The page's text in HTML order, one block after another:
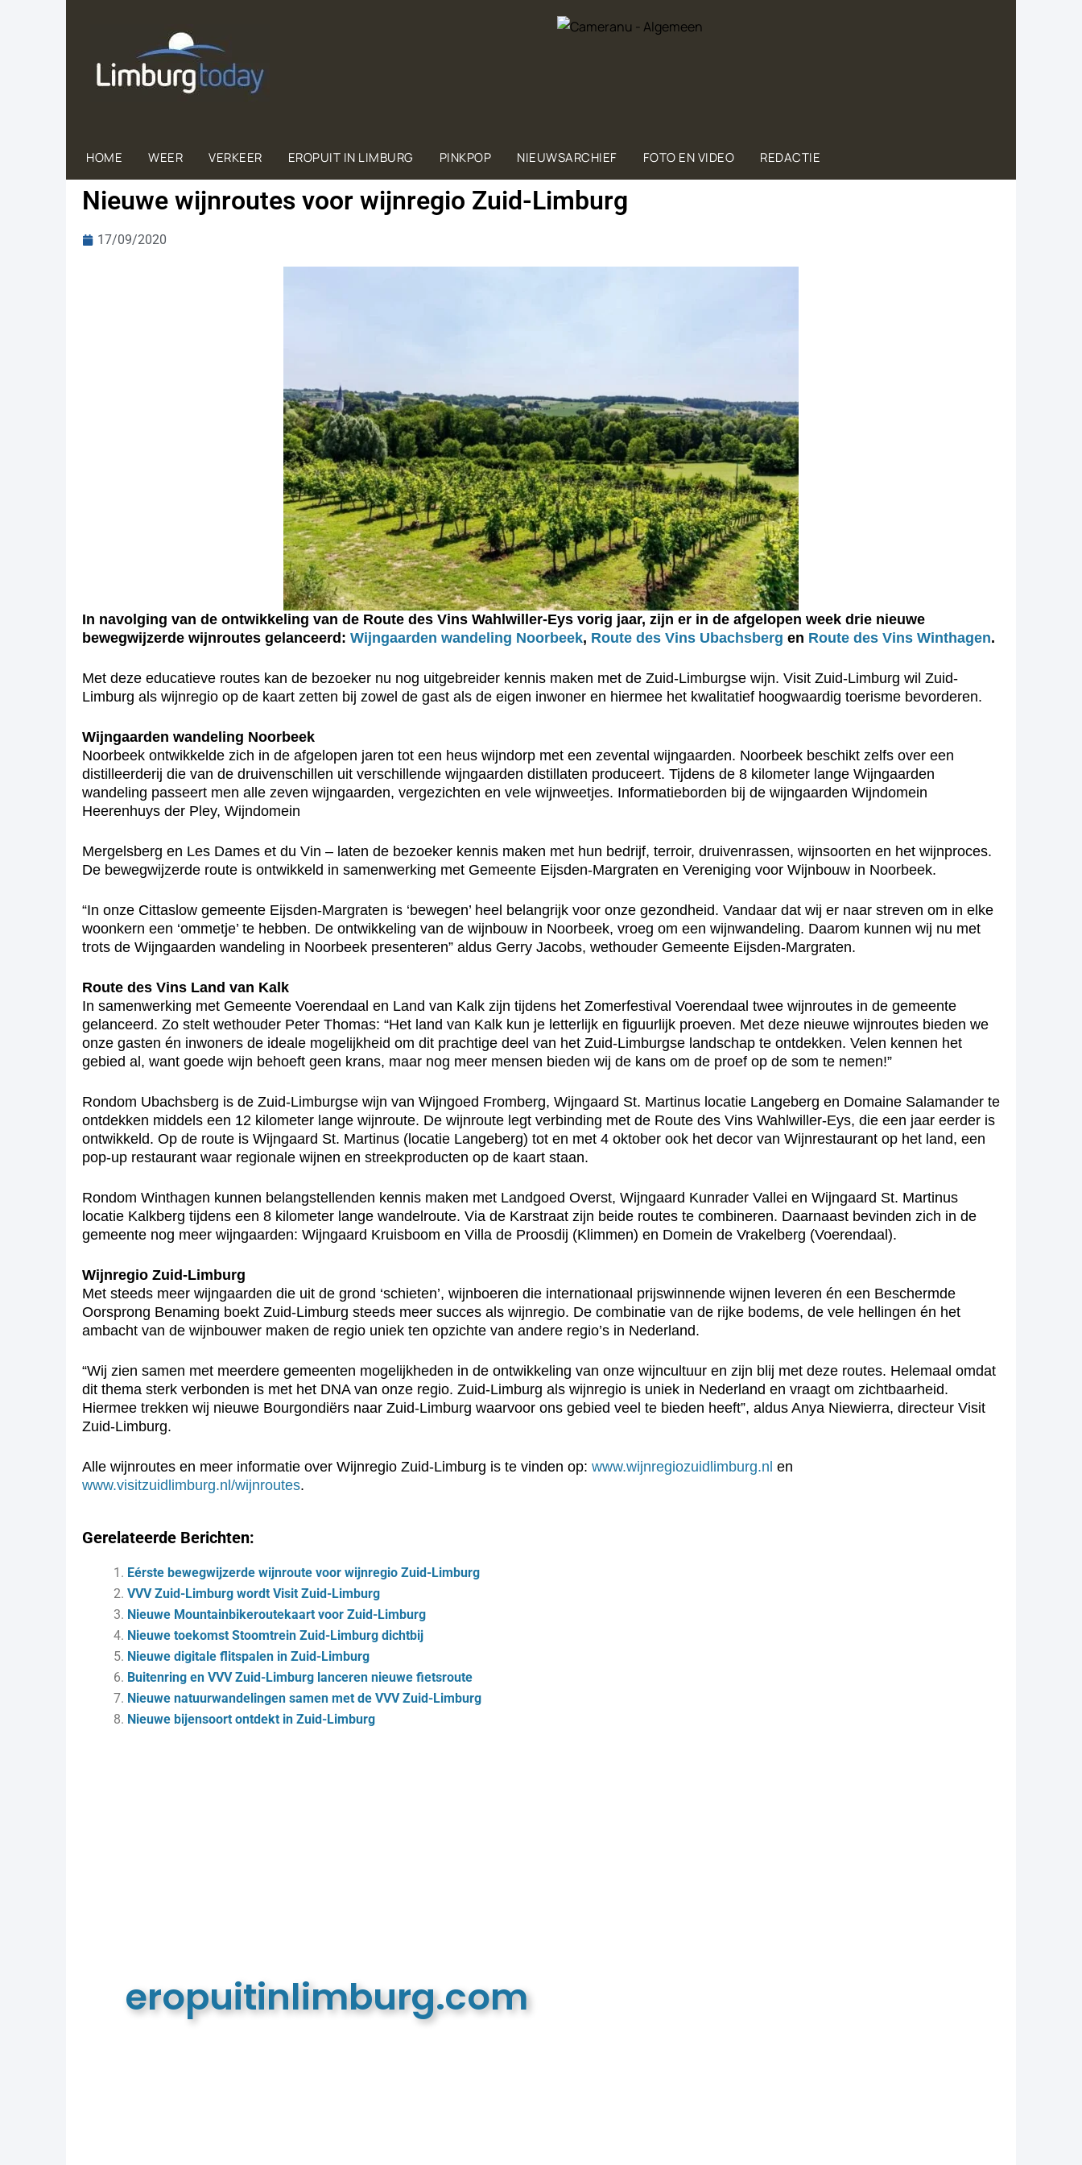
HOME WEER VERKEER EROPUIT IN LIMBURG PINKPOP NIEUWSARCHIEF FOTO EN VIDEO REDACTIE
Nieuwe wijnroutes voor wijnregio Zuid-Limburg
17/09/2020
In navolging van de ontwikkeling van de Route des Vins Wahlwiller-Eys vorig jaar, zijn er in de afgelopen week drie nieuwe
bewegwijzerde wijnroutes gelanceerd: Wijngaarden wandeling Noorbeek, Route des Vins Ubachsberg en Route des Vins Winthagen.
Met deze educatieve routes kan de bezoeker nu nog uitgebreider kennis maken met de Zuid-Limburgse wijn. Visit Zuid-Limburg wil Zuid-
Limburg als wijnregio op de kaart zetten bij zowel de gast als de eigen inwoner en hiermee het kwalitatief hoogwaardig toerisme bevorderen.
Wijngaarden wandeling Noorbeek
Noorbeek ontwikkelde zich in de afgelopen jaren tot een heus wijndorp met een zevental wijngaarden. Noorbeek beschikt zelfs over een
distilleerderij die van de druivenschillen uit verschillende wijngaarden distillaten produceert. Tijdens de 8 kilometer lange Wijngaarden
wandeling passeert men alle zeven wijngaarden, vergezichten en vele wijnweetjes. Informatieborden bij de wijngaarden Wijndomein
Heerenhuys der Pley, Wijndomein
Mergelsberg en Les Dames et du Vin – laten de bezoeker kennis maken met hun bedrijf, terroir, druivenrassen, wijnsoorten en het wijnproces.
De bewegwijzerde route is ontwikkeld in samenwerking met Gemeente Eijsden-Margraten en Vereniging voor Wijnbouw in Noorbeek.
“In onze Cittaslow gemeente Eijsden-Margraten is ‘bewegen’ heel belangrijk voor onze gezondheid. Vandaar dat wij er naar streven om in elke
woonkern een ‘ommetje’ te hebben. De ontwikkeling van de wijnbouw in Noorbeek, vroeg om een wijnwandeling. Daarom kunnen wij nu met
trots de Wijngaarden wandeling in Noorbeek presenteren” aldus Gerry Jacobs, wethouder Gemeente Eijsden-Margraten.
Route des Vins Land van Kalk
In samenwerking met Gemeente Voerendaal en Land van Kalk zijn tijdens het Zomerfestival Voerendaal twee wijnroutes in de gemeente
gelanceerd. Zo stelt wethouder Peter Thomas: “Het land van Kalk kun je letterlijk en figuurlijk proeven. Met deze nieuwe wijnroutes bieden we
onze gasten én inwoners de ideale mogelijkheid om dit prachtige deel van het Zuid-Limburgse landschap te ontdekken. Velen kennen het
gebied al, want goede wijn behoeft geen krans, maar nog meer mensen bieden wij de kans om de proef op de som te nemen!”
Rondom Ubachsberg is de Zuid-Limburgse wijn van Wijngoed Fromberg, Wijngaard St. Martinus locatie Langeberg en Domaine Salamander te
ontdekken middels een 12 kilometer lange wijnroute. De wijnroute legt verbinding met de Route des Vins Wahlwiller-Eys, die een jaar eerder is
ontwikkeld. Op de route is Wijngaard St. Martinus (locatie Langeberg) tot en met 4 oktober ook het decor van Wijnrestaurant op het land, een
pop-up restaurant waar regionale wijnen en streekproducten op de kaart staan.
Rondom Winthagen kunnen belangstellenden kennis maken met Landgoed Overst, Wijngaard Kunrader Vallei en Wijngaard St. Martinus
locatie Kalkberg tijdens een 8 kilometer lange wandelroute. Via de Karstraat zijn beide routes te combineren. Daarnaast bevinden zich in de
gemeente nog meer wijngaarden: Wijngaard Kruisboom en Villa de Proosdij (Klimmen) en Domein de Vrakelberg (Voerendaal).
Wijnregio Zuid-Limburg
Met steeds meer wijngaarden die uit de grond ‘schieten’, wijnboeren die internationaal prijswinnende wijnen leveren én een Beschermde
Oorsprong Benaming boekt Zuid-Limburg steeds meer succes als wijnregio. De combinatie van de rijke bodems, de vele hellingen én het
ambacht van de wijnbouwer maken de regio uniek ten opzichte van andere regio’s in Nederland.
“Wij zien samen met meerdere gemeenten mogelijkheden in de ontwikkeling van onze wijncultuur en zijn blij met deze routes. Helemaal omdat
dit thema sterk verbonden is met het DNA van onze regio. Zuid-Limburg als wijnregio is uniek in Nederland en vraagt om zichtbaarheid.
Hiermee trekken wij nieuwe Bourgondiërs naar Zuid-Limburg waarvoor ons gebied veel te bieden heeft”, aldus Anya Niewierra, directeur Visit
Zuid-Limburg.
Alle wijnroutes en meer informatie over Wijnregio Zuid-Limburg is te vinden op: www.wijnregiozuidlimburg.nl en
www.visitzuidlimburg.nl/wijnroutes.
Gerelateerde Berichten:
Eérste bewegwijzerde wijnroute voor wijnregio Zuid-Limburg
VVV Zuid-Limburg wordt Visit Zuid-Limburg
Nieuwe Mountainbikeroutekaart voor Zuid-Limburg
Nieuwe toekomst Stoomtrein Zuid-Limburg dichtbij
Nieuwe digitale flitspalen in Zuid-Limburg
Buitenring en VVV Zuid-Limburg lanceren nieuwe fietsroute
Nieuwe natuurwandelingen samen met de VVV Zuid-Limburg
Nieuwe bijensoort ontdekt in Zuid-Limburg
eropuitinlimburg.com